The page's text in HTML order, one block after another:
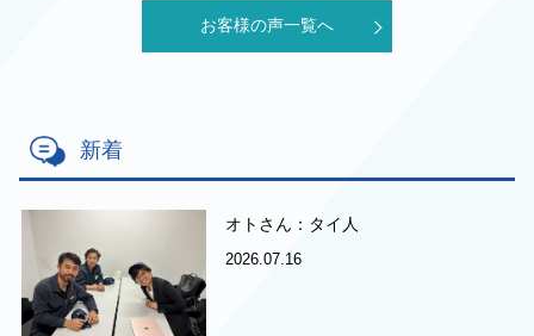
お客様の声一覧へ
新着
オトさん：タイ人
2026.07.16